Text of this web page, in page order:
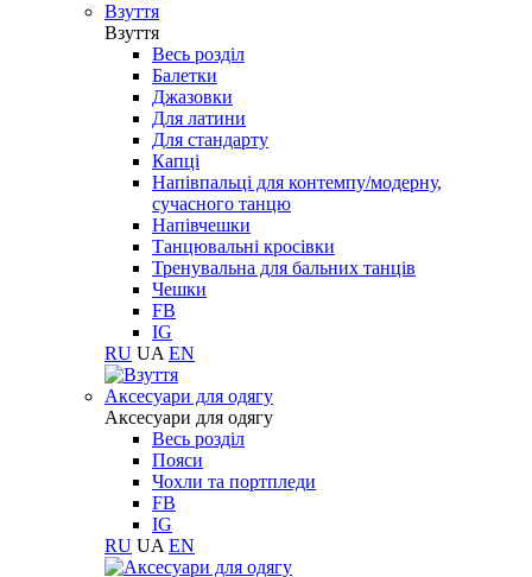
Взуття
Взуття
Весь розділ
Балетки
Джазовки
Для латини
Для стандарту
Капці
Напівпальці для контемпу/модерну,
сучасного танцю
Напівчешки
Танцювальні кросівки
Тренувальна для бальних танців
Чешки
FB
IG
RU UA EN
Aксесуари для одягу
Aксесуари для одягу
Весь розділ
Пояси
Чохли та портпледи
FB
IG
RU UA EN